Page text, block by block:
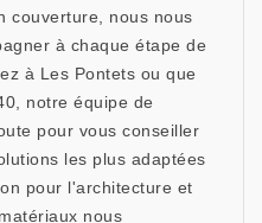
couverture, nous nous
à chaque étape de
à Les Pontets ou que
notre équipe de
pour vous conseiller
les plus adaptées
pour l'architecture et
nous